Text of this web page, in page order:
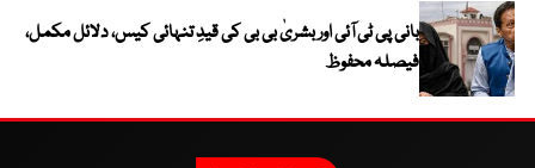
بانی پی ٹی آئی اور بشریٰ بی بی کی قیدِ تنہائی کیس، دلائل مکمل،
فیصلہ محفوظ